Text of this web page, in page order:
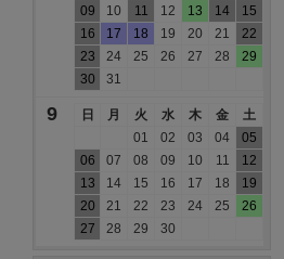
09
10 11 12 13 14
15
16
17 18 19 20 21
22
23
24 25 26 27 28
29
30
31
9 日 月 火 水 木 金
土
01
02 03 04
05
06
07 08 09 10 11
12
13
14 15 16 17 18
19
20
21 22 23 24 25
26
27
28 29 30